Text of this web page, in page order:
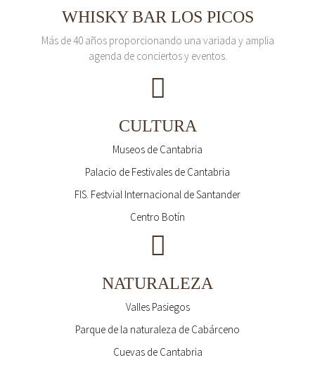
WHISKY BAR LOS PICOS
Más de 40 años proporcionando una variada y amplia
agenda de conciertos y eventos.
CULTURA
Museos de Cantabria
Palacio de Festivales de Cantabria
FIS. Festvial Internacional de Santander
Centro Botín
NATURALEZA
Valles Pasiegos
Parque de la naturaleza de Cabárceno
Cuevas de Cantabria